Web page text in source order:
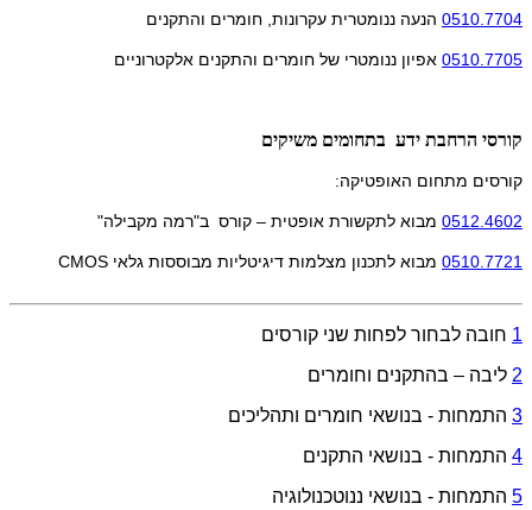
0510.7704 הנעה ננומטרית עקרונות, חומרים והתקנים
0510.7705 אפיון ננומטרי של חומרים והתקנים אלקטרוניים
קורסי הרחבת ידע בתחומים משיקים
קורסים מתחום האופטיקה:
0512.4602 מבוא לתקשורת אופטית – קורס ב"רמה מקבילה"
0510.7721 מבוא לתכנון מצלמות דיגיטליות מבוססות גלאי CMOS
1 חובה לבחור לפחות שני קורסים
2 ליבה – בהתקנים וחומרים
3 התמחות - בנושאי חומרים ותהליכים
4 התמחות - בנושאי התקנים
5 התמחות - בנושאי ננוטכנולוגיה